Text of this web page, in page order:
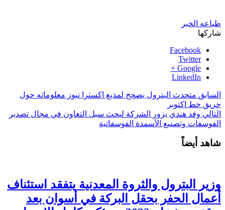
طباعه الخبر
شاركها
Facebook
Twitter
Google +
LinkedIn
السابق متحدث البترول يصحح لمذيع اكسترا نيوز معلوماته حول
حريق خط اكتوبر
التالي وفد هندي يزور الشركة لبحث سبل التعاون في مجال تصدير
الفوسفات وتصنيع الأسمدة الفوسفاتية
شاهد أيضاً
وزير البترول والثروة المعدنية يتفقد استئناف
أعمال الحفر بحقل البركة في أسوان بعد